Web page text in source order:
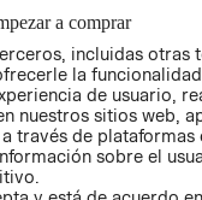
CONDICIONES
AVISO DE
PRIVACIDAD
GIFT CARD
AVISO DE
a comprar
incluidas otras
la
de usuario,
nuestros sitios web,
través de plataformas
sobre el